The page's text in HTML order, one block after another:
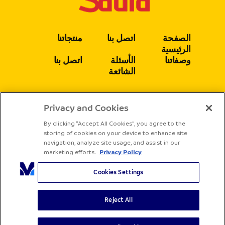
الصفحة
الرئيسية
وصفاتنا
اتصل بنا
الأسئلة
الشائعة
منتجاتنا
اتصل بنا
يتبع
جميع الحقوق محفوظة لشركة ساديا
الشروط والأحكام
سياسة الخصوصية
Privacy and Cookies
By clicking “Accept All Cookies”, you agree to the
storing of cookies on your device to enhance site
navigation, analyze site usage, and assist in our
marketing efforts. Privacy Policy
Cookies Settings
Reject All